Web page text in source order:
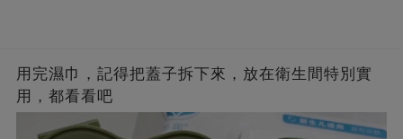
用完濕巾，記得把蓋子拆下來，放在衛生間特別實
用，都看看吧